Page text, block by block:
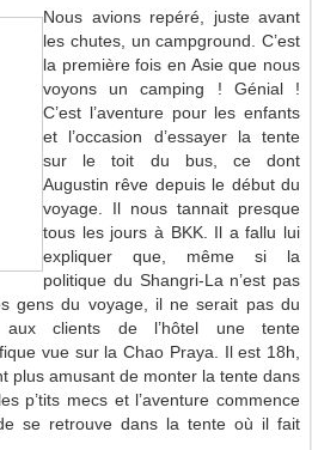
Nous avions repéré, juste avant
les chutes, un campground. C’est
la première fois en Asie que nous
voyons un camping ! Génial !
C’est l’aventure pour les enfants
et l’occasion d’essayer la tente
sur le toit du bus, ce dont
Augustin rêve depuis le début du
voyage. Il nous tannait presque
tous les jours à BKK. Il a fallu lui
expliquer que, même si la
politique du Shangri-La n’est pas
gens du voyage, il ne serait pas du
aux clients de l’hôtel une tente
vue sur la Chao Praya. Il est 18h,
plus amusant de monter la tente dans
p’tits mecs et l’aventure commence
se retrouve dans la tente où il fait